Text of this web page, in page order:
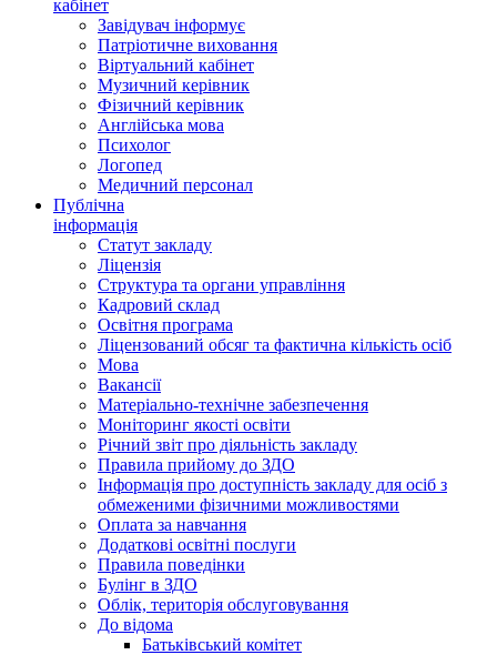
кабінет
Завідувач інформує
Патріотичне виховання
Віртуальний кабінет
Музичний керівник
Фізичний керівник
Англійська мова
Психолог
Логопед
Медичний персонал
Публічна
інформація
Статут закладу
Ліцензія
Структура та органи управління
Кадровий склад
Освітня програма
Ліцензований обсяг та фактична кількість осіб
Мова
Вакансії
Матеріально-технічне забезпечення
Моніторинг якості освіти
Річний звіт про діяльність закладу
Правила прийому до ЗДО
Інформація про доступність закладу для осіб з
обмеженими фізичними можливостями
Оплата за навчання
Додаткові освітні послуги
Правила поведінки
Булінг в ЗДО
Облік, територія обслуговування
До відома
Батьківський комітет